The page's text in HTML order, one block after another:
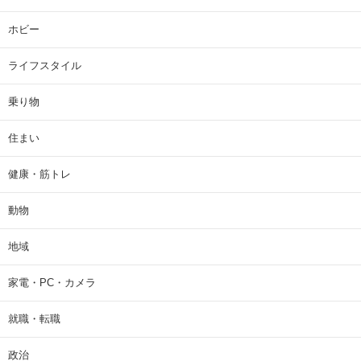
ホビー
ライフスタイル
乗り物
住まい
健康・筋トレ
動物
地域
家電・PC・カメラ
就職・転職
政治